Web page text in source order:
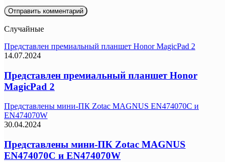
Случайные
Представлен премиальный планшет Honor MagicPad 2
14.07.2024
Представлен премиальный планшет Honor
MagicPad 2
Представлены мини-ПК Zotac MAGNUS EN474070C и
EN474070W
30.04.2024
Представлены мини-ПК Zotac MAGNUS
EN474070C и EN474070W